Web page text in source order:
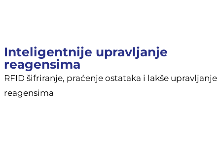
Inteligentnije upravljanje
reagensima
RFID šifriranje, praćenje ostataka i lakše upravljanje
reagensima